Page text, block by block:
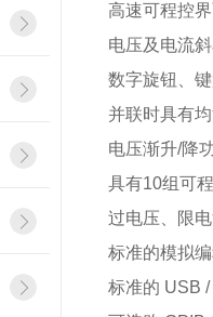
高速可程控
电压及电流
数字旋钮、
并联时具有
电压渐升/降
具有10组可
过电压、限
标准的模拟
标准的 USB